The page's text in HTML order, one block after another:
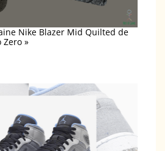
Nike Blazer Mid Quilted de
Zero »